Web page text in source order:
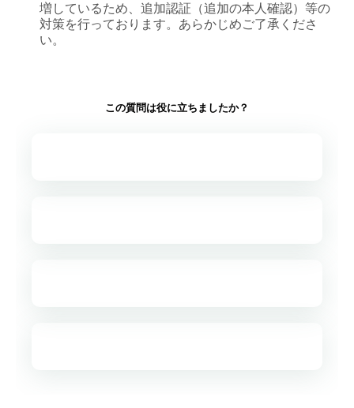
増しているため、追加認証（追加の本人確認）等の
対策を行っております。あらかじめご了承くださ
い。
この質問は役に立ちましたか？